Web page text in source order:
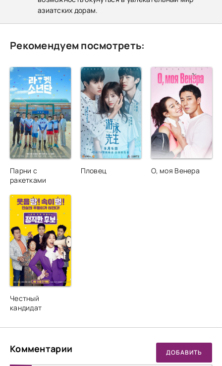
азиатских дорам.
Рекомендуем посмотреть:
Парни с
ракетками
Пловец О, моя Венера
Честный
кандидат
Комментарии ДОБАВИТЬ